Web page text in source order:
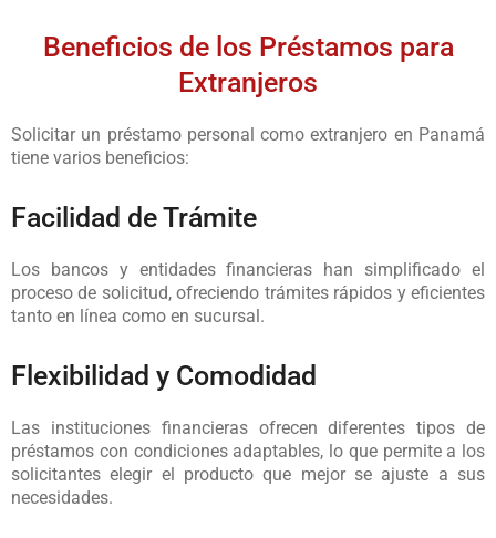
Beneficios de los Préstamos para
Extranjeros
Solicitar un préstamo personal como extranjero en Panamá
tiene varios beneficios:
Facilidad de Trámite
Los bancos y entidades financieras han simplificado el
proceso de solicitud, ofreciendo trámites rápidos y eficientes
tanto en línea como en sucursal.
Flexibilidad y Comodidad
Las instituciones financieras ofrecen diferentes tipos de
préstamos con condiciones adaptables, lo que permite a los
solicitantes elegir el producto que mejor se ajuste a sus
necesidades.